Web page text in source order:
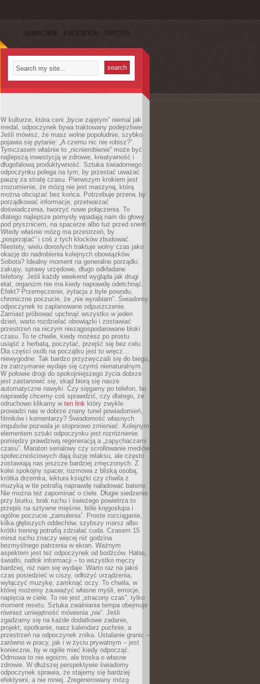
SUBSCRIBE FACEBOOK TWITTER
W kulturze, która ceni „bycie zajętym” niemal jak
medal, odpoczynek bywa traktowany podejrzliwie.
Jeśli mówisz, że masz wolne popołudnie, szybko
pojawia się pytanie: „A czemu nic nie robisz?”.
Tymczasem właśnie to „nicnierobienie” może być
najlepszą inwestycją w zdrowie, kreatywność i
długofalową produktywność. Sztuka świadomego
odpoczynku polega na tym, by przestać uważać
pauzę za stratę czasu. Pierwszym krokiem jest
zrozumienie, że mózg nie jest maszyną, którą
można obciążać bez końca. Potrzebuje przerw, by
porządkować informacje, przetwarzać
doświadczenia, tworzyć nowe połączenia. To
dlatego najlepsze pomysły wpadają nam do głowy
pod prysznicem, na spacerze albo tuż przed snem.
Wtedy właśnie mózg ma przestrzeń, by
„posprzątać” i coś z tych klocków zbudować.
Niestety, wielu dorosłych traktuje wolny czas jako
okazję do nadrobienia kolejnych obowiązków.
Sobota? Idealny moment na generalne porządki,
zakupy, sprawy urzędowe, długo odkładane
telefony. Jeśli każdy weekend wygląda jak drugi
etat, organizm nie ma kiedy naprawdę odetchnąć.
Efekt? Przemęczenie, irytacja z byle powodu,
chroniczne poczucie, że „nie wyrabiam”. Świadomy
odpoczynek to zaplanowane odpuszczenie.
Zamiast próbować upchnąć wszystko w jeden
dzień, warto rozdzielać obowiązki i zostawiać
przestrzeń na niczym niezagospodarowane bloki
czasu. To te chwile, kiedy możesz po prostu
usiąść z herbatą, poczytać, przejść się bez celu.
Dla części osób na początku jest to wręcz…
niewygodne. Tak bardzo przyzwyczaili się do biegu,
że zatrzymanie wydaje się czymś nienaturalnym.
W połowie drogi do spokojniejszego życia dobrze
jest zastanowić się, skąd biorą się nasze
automatyczne nawyki. Czy sięgamy po telefon, bo
naprawdę chcemy coś sprawdzić, czy dlatego, że
odruchowo klikamy w ten link który zwykle
prowadzi nas w dobrze znany tunel powiadomień,
filmików i komentarzy? Świadomość własnych
impulsów pozwala je stopniowo zmieniać. Kolejnym
elementem sztuki odpoczynku jest rozróżnienie
pomiędzy prawdziwą regeneracją a „zapychaczami
czasu”. Maraton serialowy czy scrollowanie mediów
społecznościowych dają iluzję relaksu, ale często
zostawiają nas jeszcze bardziej zmęczonych. Z
kolei spokojny spacer, rozmowa z bliską osobą,
krótka drzemka, lektura książki czy chwila z
muzyką w tle potrafią naprawdę naładować baterie.
Nie można też zapominać o ciele. Długie siedzenie
przy biurku, brak ruchu i świeżego powietrza to
przepis na sztywne mięśnie, bóle kręgosłupa i
ogólne poczucie „zamulenia”. Proste rozciąganie,
kilka głębszych oddechów, szybszy marsz albo
krótki trening potrafią zdziałać cuda. Czasem 15
minut ruchu znaczy więcej niż godzina
bezmyślnego patrzenia w ekran. Ważnym
aspektem jest też odpoczynek od bodźców. Hałas,
światło, natłok informacji – to wszystko męczy
bardziej, niż nam się wydaje. Warto raz na jakiś
czas posiedzieć w ciszy, odłożyć urządzenia,
wyłączyć muzykę, zamknąć oczy. To chwila, w
której możemy zauważyć własne myśli, emocje,
napięcia w ciele. To nie jest „stracony czas”, tylko
moment resetu. Sztuka zwalniania tempa obejmuje
również umiejętność mówienia „nie”. Jeśli
zgadzamy się na każde dodatkowe zadanie,
projekt, spotkanie, nasz kalendarz puchnie, a
przestrzeń na odpoczynek znika. Ustalanie granic –
zarówno w pracy, jak i w życiu prywatnym – jest
konieczne, by w ogóle mieć kiedy odpocząć.
Odmowa to nie egoizm, ale troska o własne
zdrowie. W dłuższej perspektywie świadomy
odpoczynek sprawia, że stajemy się bardziej
efektywni, a nie mniej. Zregenerowany mózg